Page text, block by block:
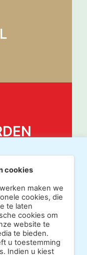
cookies
maken we
cookies, die
te laten
cookies om
website te
te bieden.
u toestemming
Indien u kiest